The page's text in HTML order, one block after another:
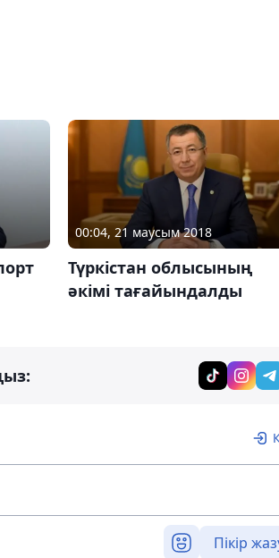
00:04, 21 маусым 2018
Түркістан облысының
әкімі тағайындалды
Пікір